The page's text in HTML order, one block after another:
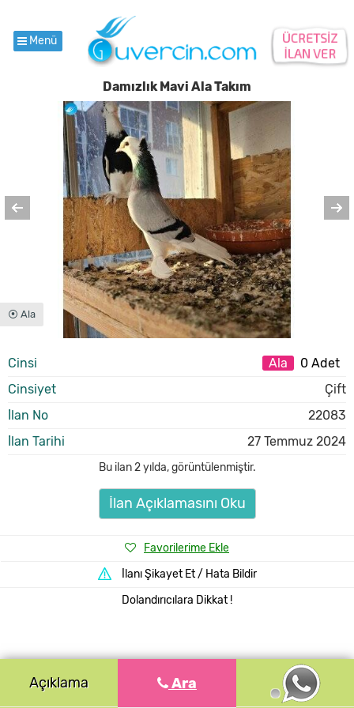
Menü
Damızlık Mavi Ala Takım
⦿ Ala
Cinsi Ala
0 Adet
Cinsiyet
Çift
İlan No
22083
İlan Tarihi
27 Temmuz 2024
Bu ilan2 yılda,görüntülenmiştir.
İlan Açıklamasını Oku
Favorilerime Ekle
İlanı Şikayet Et / Hata Bildir
Dolandırıcılara Dikkat !
Açıklama Ara